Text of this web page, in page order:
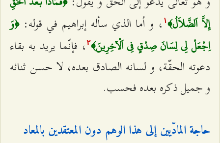
إِلاَّ اَلضَّلاَلُ﴾۱ ، و أما الذي سأله إبراهيم في قوله:﴿وَ
اِجْعَلْ لِي لِسَانَ صِدْقٍ فِي اَلْآخِرِينَ﴾٢، فإنّما يريد به بقاء
دعوته الحقّة، و لسانه الصادق بعده، لا حسن ثنائه
و جميل ذكره بعده فحسب.
حاجة المادّيين إلى هذا الوهم دون المعتقدين بالمعاد